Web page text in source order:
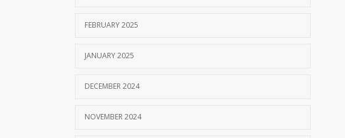
FEBRUARY 2025
JANUARY 2025
DECEMBER 2024
NOVEMBER 2024